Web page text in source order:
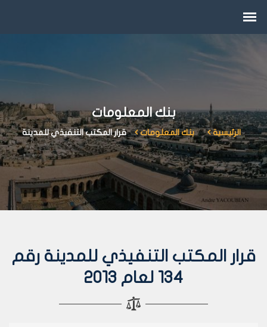
بنك المعلومات
الرئيسية بنك المعلومات قرار المكتب التنفيذي للمدينة
قرار المكتب التنفيذي للمدينة رقم
134 لعام 2013